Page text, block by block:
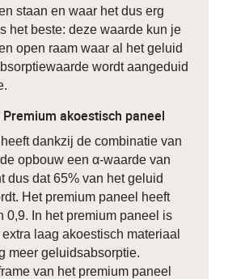
staan en waar het dus erg
het beste: deze waarde kun je
open raam waar al het geluid
wordt aangeduid
akoestisch paneel
dankzij de combinatie van
opbouw een α-waarde van
dus dat 65% van het geluid
Het premium paneel heeft
0,9. In het premium paneel is
laag akoestisch materiaal
meer geluidsabsorptie.
van het premium paneel